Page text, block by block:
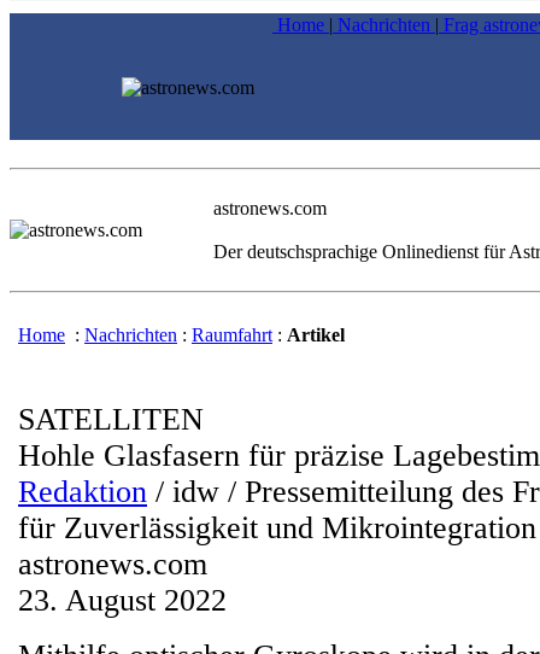
Home | Nachrichten | Frag
astronews.com
Der deutschsprachige Onlinedienst für
Home : Nachrichten : Raumfahrt : Artikel
SATELLITEN
Hohle Glasfasern für präzise
Redaktion / idw / Pressemitteilung des
für Zuverlässigkeit und
astronews.com
23. August 2022